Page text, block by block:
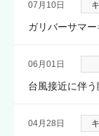
07月10日
ガリバーサマ
06月01日
台風接近に伴う
04月28日